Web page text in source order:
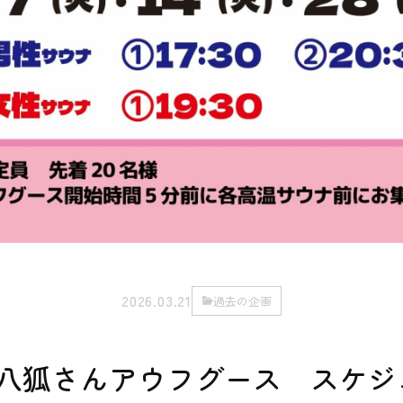
2026.03.21 過去の企画
狐さんアウフグース スケジ